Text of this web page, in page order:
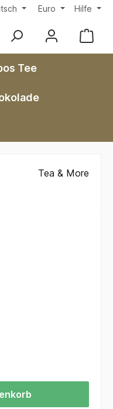
Euro Hilfe
Tee
Tea & More
nicht verfügbar.)